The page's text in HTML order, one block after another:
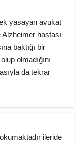
yasayan avukat
Alzheimer hastası
baktığı bir
olmadığını
da tekrar
ileride